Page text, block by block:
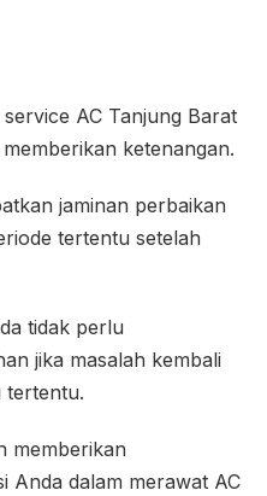
AC Tanjung Barat
ketenangan.
jaminan perbaikan
tertentu setelah
tidak perlu
jika masalah kembali
tertentu.
memberikan
Anda dalam merawat AC